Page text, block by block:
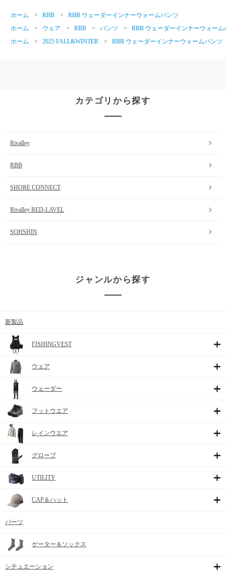
ホーム > RBB >
RBB ウェーダーインナーウォームパンツ
ホーム
> ウェア > RBB > パンツ >
RBB ウェーダーインナーウォーム
ホーム
> 2025 FALL&WINTER > RBB ウェーダーインナーウォームパンツ
カテゴリから探す
Rivalley
RBB
SHORE CONNECT
Rivalley RED-LAVEL
SOHSHIN
ジャンルから探す
新製品
FISHINGVEST
ウェア
ウェーダー
フットウエア
レインウエア
グローブ
UTILITY
CAP＆ハット
パーツ
ゲーター＆ソックス
シチュエーション